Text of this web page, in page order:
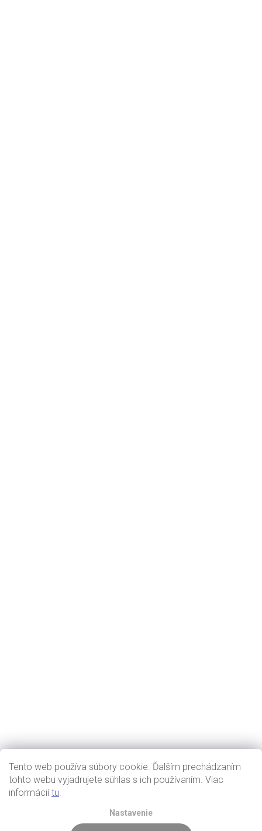
Tento web používa súbory cookie. Ďalším prechádzaním
tohto webu vyjadrujete súhlas s ich používaním. Viac
informáciítu.
Nastavenie